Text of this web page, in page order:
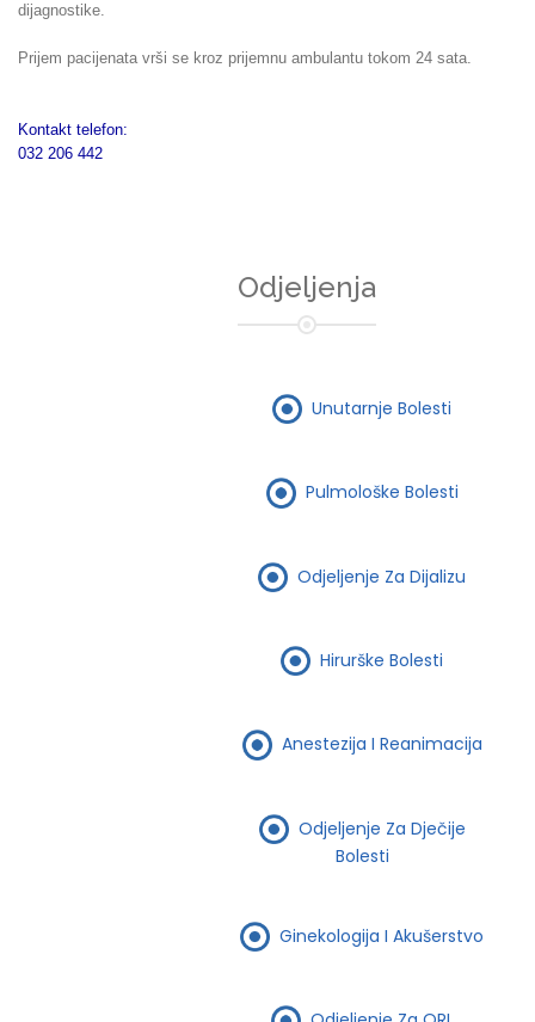
dijagnostike.
Prijem pacijenata vrši se kroz prijemnu ambulantu tokom 24 sata.
Kontakt telefon:
032 206 442
Odjeljenja
Unutarnje Bolesti
Pulmološke Bolesti
Odjeljenje Za Dijalizu
Hirurške Bolesti
Anestezija I Reanimacija
Odjeljenje Za Dječije
Bolesti
Ginekologija I Akušerstvo